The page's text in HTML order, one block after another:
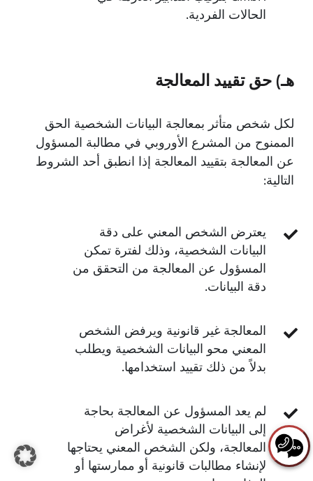
الحالات الفردية.
هـ) حق تقييد المعالجة
لكل شخص متأثر بمعالجة البيانات الشخصية الحق
الممنوح من المشرع الأوروبي في مطالبة المسؤول
عن المعالجة بتقييد المعالجة إذا انطبق أحد الشروط
التالية:
يعترض الشخص المعني على دقة
البيانات الشخصية، وذلك لفترة تمكن
المسؤول عن المعالجة من التحقق من
دقة البيانات.
المعالجة غير قانونية ويرفض الشخص
المعني محو البيانات الشخصية ويطلب
بدلاً من ذلك تقييد استخدامها.
لم يعد المسؤول عن المعالجة بحاجة
إلى البيانات الشخصية لأغراض
المعالجة، ولكن الشخص المعني يحتاجها
لإنشاء مطالبات قانونية أو ممارستها أو